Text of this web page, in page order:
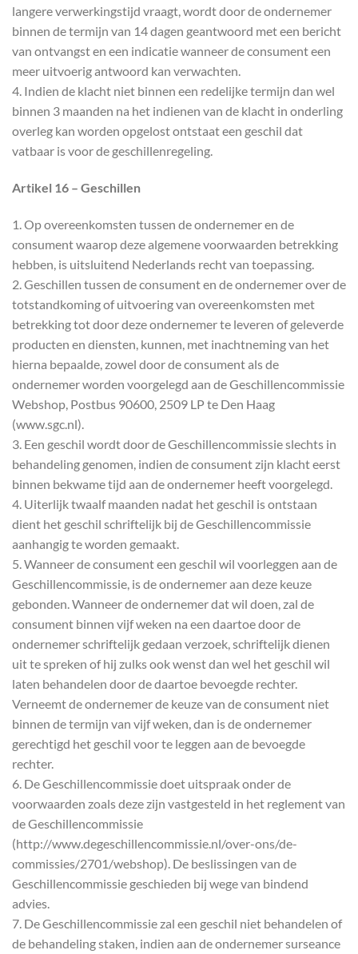
langere verwerkingstijd vraagt, wordt door de ondernemer
binnen de termijn van 14 dagen geantwoord met een bericht
van ontvangst en een indicatie wanneer de consument een
meer uitvoerig antwoord kan verwachten.
4. Indien de klacht niet binnen een redelijke termijn dan wel
binnen 3 maanden na het indienen van de klacht in onderling
overleg kan worden opgelost ontstaat een geschil dat
vatbaar is voor de geschillenregeling.
Artikel 16 – Geschillen
1. Op overeenkomsten tussen de ondernemer en de
consument waarop deze algemene voorwaarden betrekking
hebben, is uitsluitend Nederlands recht van toepassing.
2. Geschillen tussen de consument en de ondernemer over de
totstandkoming of uitvoering van overeenkomsten met
betrekking tot door deze ondernemer te leveren of geleverde
producten en diensten, kunnen, met inachtneming van het
hierna bepaalde, zowel door de consument als de
ondernemer worden voorgelegd aan de Geschillencommissie
Webshop, Postbus 90600, 2509 LP te Den Haag
(www.sgc.nl).
3. Een geschil wordt door de Geschillencommissie slechts in
behandeling genomen, indien de consument zijn klacht eerst
binnen bekwame tijd aan de ondernemer heeft voorgelegd.
4. Uiterlijk twaalf maanden nadat het geschil is ontstaan
dient het geschil schriftelijk bij de Geschillencommissie
aanhangig te worden gemaakt.
5. Wanneer de consument een geschil wil voorleggen aan de
Geschillencommissie, is de ondernemer aan deze keuze
gebonden. Wanneer de ondernemer dat wil doen, zal de
consument binnen vijf weken na een daartoe door de
ondernemer schriftelijk gedaan verzoek, schriftelijk dienen
uit te spreken of hij zulks ook wenst dan wel het geschil wil
laten behandelen door de daartoe bevoegde rechter.
Verneemt de ondernemer de keuze van de consument niet
binnen de termijn van vijf weken, dan is de ondernemer
gerechtigd het geschil voor te leggen aan de bevoegde
rechter.
6. De Geschillencommissie doet uitspraak onder de
voorwaarden zoals deze zijn vastgesteld in het reglement van
de Geschillencommissie
(http://www.degeschillencommissie.nl/over-ons/de-
commissies/2701/webshop). De beslissingen van de
Geschillencommissie geschieden bij wege van bindend
advies.
7. De Geschillencommissie zal een geschil niet behandelen of
de behandeling staken, indien aan de ondernemer surseance